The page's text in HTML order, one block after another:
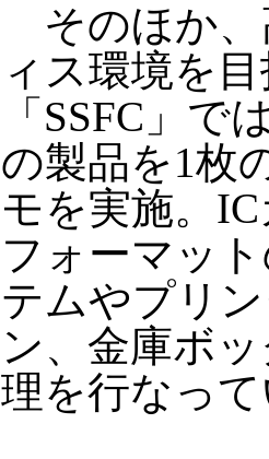
そのほか、
ィス環境を
「SSFC」で
の製品を1枚
モを実施。
フォーマッ
テムやプリ
ン、金庫ボ
理を行なっ